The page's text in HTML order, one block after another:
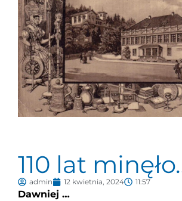
110 lat
admin 12 kwietnia, 2024 11:57
Dawniej …